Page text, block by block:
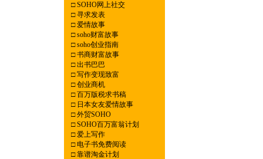
□SOHO网上社交
□寻求发表
□爱情故事
□soho财富故事
□soho创业指南
□书商财富故事
□出书巴巴
□写作变现致富
□创业商机
□百万版税求书稿
□日本女友爱情故事
□外贸SOHO
□SOHO百万富翁计划
□爱上写作
□电子书免费阅读
□靠谱淘金计划